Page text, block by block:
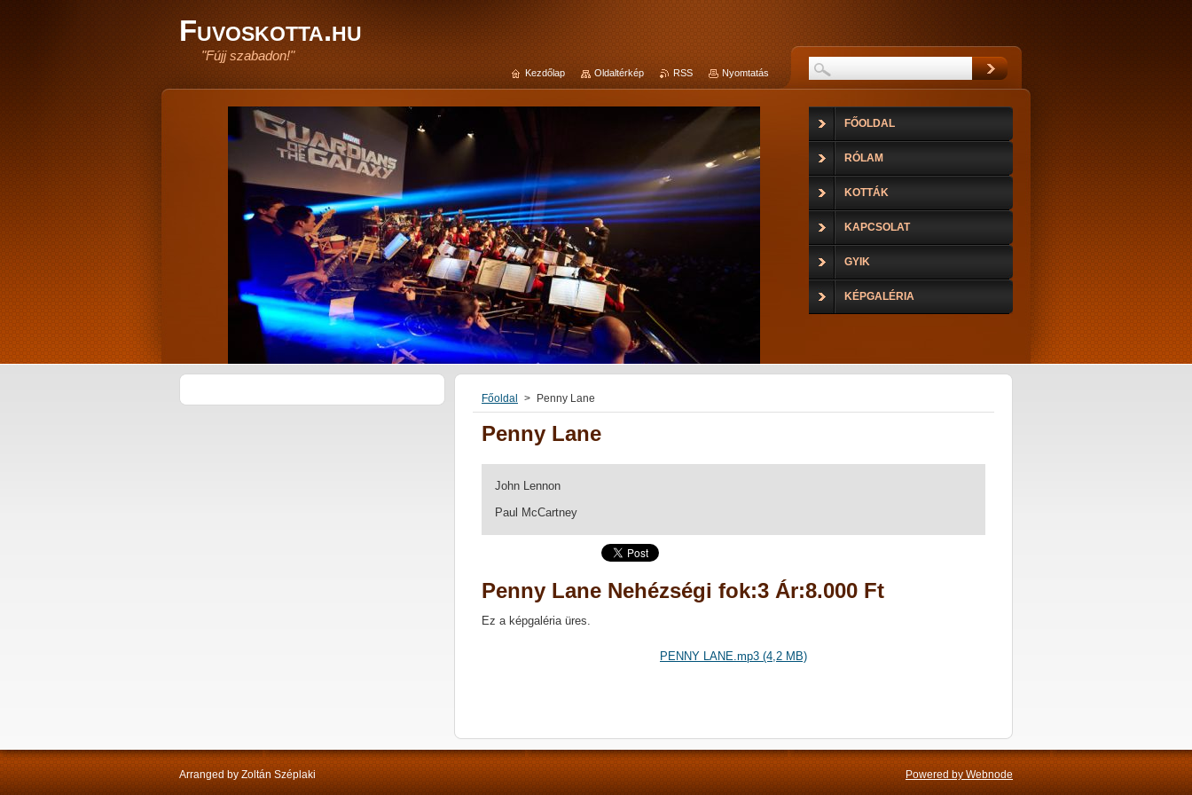
Fuvoskotta.hu
"Fújj szabadon!"
Főoldal > Penny Lane
Penny Lane
John Lennon
Paul McCartney
Penny Lane Nehézségi fok:3 Ár:8.000 Ft
Ez a képgaléria üres.
PENNY LANE.mp3 (4,2 MB)
FŐOLDAL
RÓLAM
KOTTÁK
KAPCSOLAT
GYIK
KÉPGALÉRIA
Kezdőlap Oldaltérkép RSS Nyomtatás
Arranged by Zoltán Széplaki Powered by Webnode